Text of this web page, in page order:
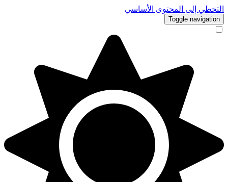
التخطي إلى المحتوى الأساسي
Toggle navigation